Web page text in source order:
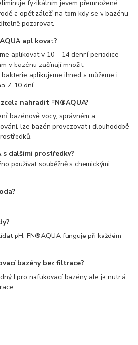
fyzikálním jevem přemnožené
a opět záleží na tom kdy se v bazénu
pozorovat.
aplikovat?
aplikovat v 10 – 14 denní periodice
v bazénu začínají množit
aplikujeme ihned a můžeme i
7-10 dní.
nahradit FN®AQUA?
bazénové́ vody, správném a
lze bazén provozovat i dlouhodobě̌
s dalšími prostředky?
používat souběžně s chemickými
pH. FN®AQUA funguje při každém
bazény bez filtrace?
I pro nafukovací bazény ale je nutná